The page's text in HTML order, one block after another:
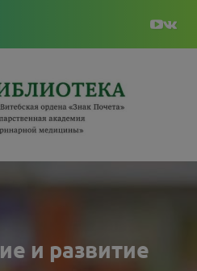
и развитие